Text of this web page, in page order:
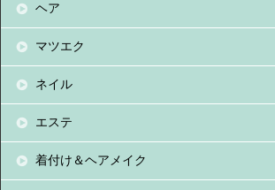
ヘア
マツエク
ネイル
エステ
着付け＆ヘアメイク